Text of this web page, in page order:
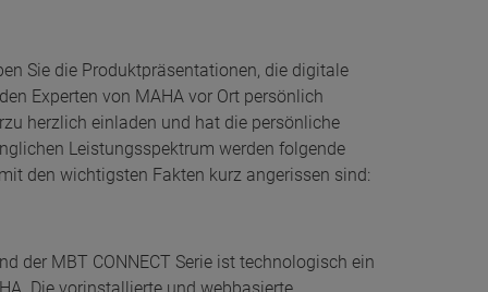
Sie die Produktpräsentationen, die digitale
Experten von MAHA vor Ort persönlich
herzlich einladen und hat die persönliche
Leistungsspektrum werden folgende
den wichtigsten Fakten kurz angerissen sind:
der MBT CONNECT Serie ist technologisch ein